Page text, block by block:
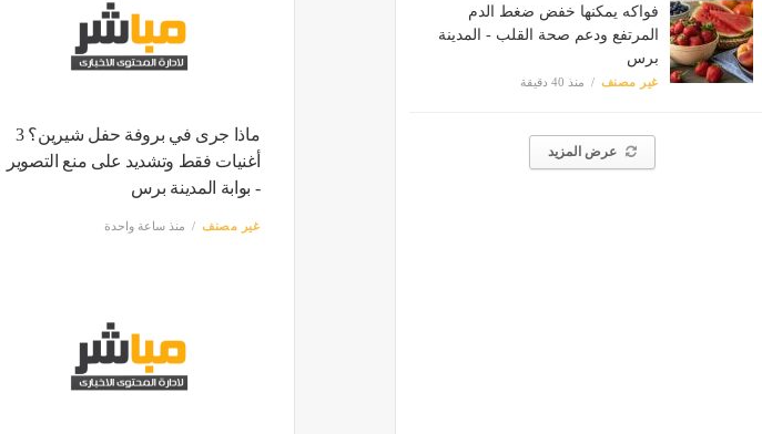
فواكه يمكنها خفض ضغط الدم
المرتفع ودعم صحة القلب - المدينة
برس
غير مصنف منذ 40 دقيقة
عرض المزيد
ماذا جرى في بروفة حفل شيرين؟ 3
أغنيات فقط وتشديد على منع التصوير
- بوابة المدينة برس
غير مصنف منذ ساعة واحدة